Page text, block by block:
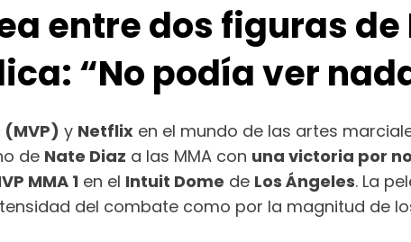
entre dos figuras
“No podía ver
(MVP) y Netflix en el mundo de las artes
de Nate Diaz a las MMA con una victoria por
MMA 1 en el Intuit Dome de Los Ángeles. La
del combate como por la magnitud de